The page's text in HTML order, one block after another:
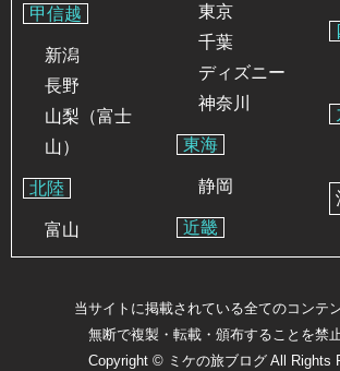
甲信越
新潟
長野
山梨（富士
山）
北陸
富山
東京
千葉
ディズニー
神奈川
東海
静岡
近畿
当サイトに掲載されている全てのコンテ
無断で複製・転載・頒布することを禁
Copyright © ミケの旅ブログ All Rights